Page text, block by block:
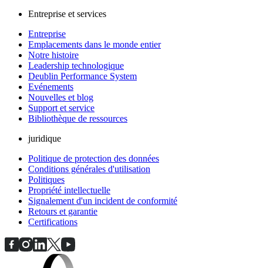
Entreprise et services
Entreprise
Emplacements dans le monde entier
Notre histoire
Leadership technologique
Deublin Performance System
Evénements
Nouvelles et blog
Support et service
Bibliothèque de ressources
juridique
Politique de protection des données
Conditions générales d'utilisation
Politiques
Propriété intellectuelle
Signalement d'un incident de conformité
Retours et garantie
Certifications